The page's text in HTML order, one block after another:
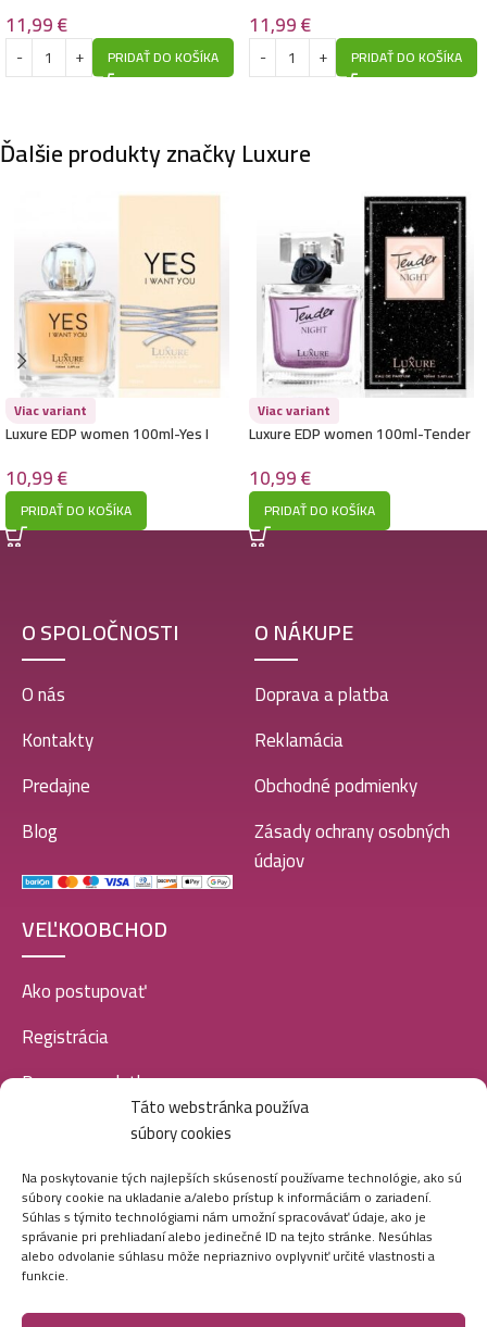
Táto webstránka používa
súbory cookies
Na poskytovanie tých najlepších skúseností používame technológie, ako sú
súbory cookie na ukladanie a/alebo prístup k informáciám o zariadení.
Súhlas s týmito technológiami nám umožní spracovávať údaje, ako je
správanie pri prehliadaní alebo jedinečné ID na tejto stránke. Nesúhlas
alebo odvolanie súhlasu môže nepriaznivo ovplyvniť určité vlastnosti a
funkcie.
Luxure EDP women 100ml-Rebel Heart – (Prada –
Luxure EDP women 100ml-Yes I want you – (Giorgio
Armani – You) – P1018
10,99
Luxure EDP women 100ml-Like me – (Giorgio Armani
– My Way) – P1015
10,99
Luxure EDP women 100ml-Vestito Brillar Cristal –
(Versace – Bright Crystal) – P1014
Luxure EDP women 100ml-Cool Glam in Red –
10,99
Luxure EDP women 100ml-Charisma – (Dolce &
Gabbana – Devotion) – P1022
10,99
Luxure EDP women 100ml-Dolce Bianco – (Giardini
Di Toscana – Bianco Latte) – P1039
10,99€
Luxure EDP women 100ml-Sunblush – (Chanel –
Chance Eau Splendide) – P1021
Luxure EDP women 100ml-Velvet Vanilla – (Kayali –
Vanilla 28) – P1033
10,99
Nuit de L’Homme) – P546
11,99€
PRIDAŤ DO KOŠÍKA
11,99€
PRIDAŤ DO KOŠÍKA
Ďalšie produkty značky Luxure
Viac variant
Luxure EDP women 100ml-Yes I
– P1018
10,99€
PRIDAŤ DO KOŠÍKA
Viac variant
Luxure EDP women 100ml-Tender
– P1017
10,99€
PRIDAŤ DO KOŠÍKA
O SPOLOČNOSTI
O nás
Kontakty
Predajne
Blog
O NÁKUPE
Doprava a platba
Reklamácia
Obchodné podmienky
Zásady ochrany osobných
údajov
VEĽKOOBCHOD
Ako postupovať
Registrácia
Doprava a platba
SOCIÁLNE SIETE